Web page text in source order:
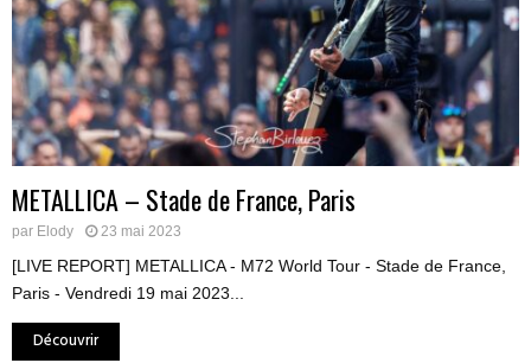
METALLICA – Stade de France, Paris
par Elody 23 mai 2023
[LIVE REPORT] METALLICA - M72 World Tour - Stade de France,
Paris - Vendredi 19 mai 2023...
Découvrir